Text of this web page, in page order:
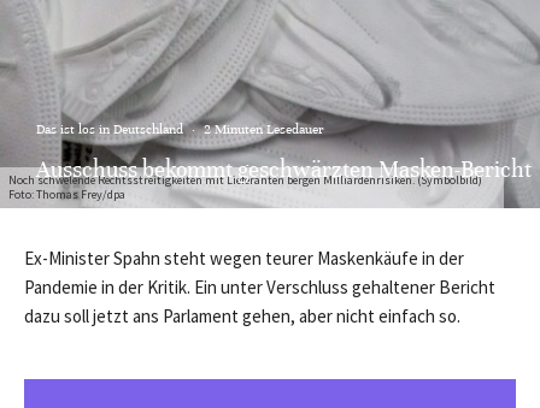
Noch schwelende Rechtsstreitigkeiten mit Lieferanten bergen Milliardenrisiken. (Symbolbild)
Foto: Thomas Frey/dpa
Das ist los in Deutschland · 2 Minuten Lesedauer
Ausschuss bekommt geschwärzten Masken-Bericht
Ex-Minister Spahn steht wegen teurer Maskenkäufe in der
Pandemie in der Kritik. Ein unter Verschluss gehaltener Bericht
dazu soll jetzt ans Parlament gehen, aber nicht einfach so.